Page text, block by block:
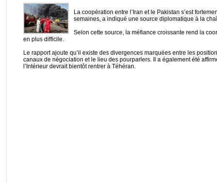
La coopération entre l’Iran et le Pakistan s’est
semaines, a indiqué une source diplomatique à la
Selon cette source, la méfiance croissante rend la
en plus difficile.
Le rapport ajoute qu’il existe des divergences marquées entre les
canaux de négociation et le lieu des pourparlers. Il a également été
l’Intérieur devrait bientôt rentrer à Téhéran.